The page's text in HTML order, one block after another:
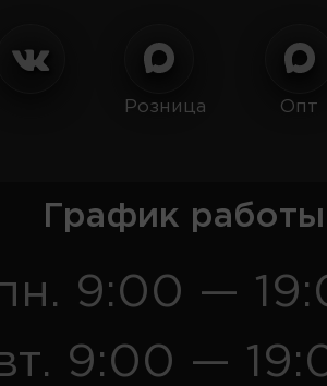
Розница Опт
График
9:00 —
9:00 —